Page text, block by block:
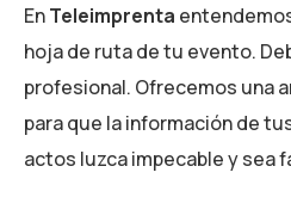
EnTeleimprenta
hoja de ruta de tu evento.
profesional. Ofrecemos una
para que la información de
actos luzca impecable y sea